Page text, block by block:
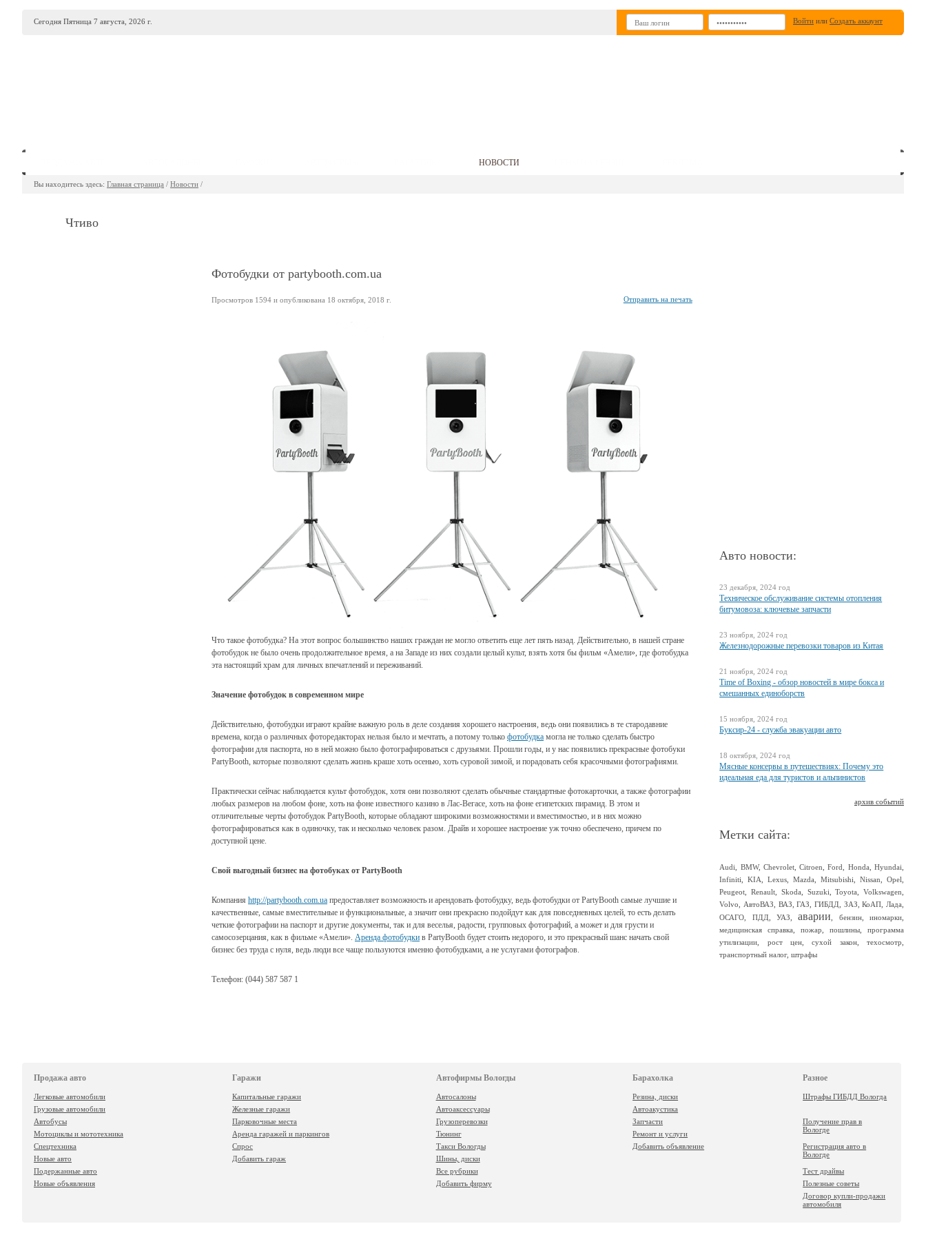
Сегодня Пятница 7 августа, 2026 г. Войти или Создать аккаунт
НОВОСТИ
Вы находитесь здесь: Главная страница / Новости /
Чтиво
Фотобудки от partybooth.com.ua
Просмотров 1594 и опубликована 18 октября, 2018 г. Отправить на печать
Что такое фотобудка? На этот вопрос большинство наших граждан не могло ответить еще лет пять назад. Действительно, в нашей стране
фотобудок не было очень продолжительное время, а на Западе из них создали целый культ, взять хотя бы фильм «Амели», где фотобудка
эта настоящий храм для личных впечатлений и переживаний.
Значение фотобудок в современном мире
Действительно, фотобудки играют крайне важную роль в деле создания хорошего настроения, ведь они появились в те стародавние
времена, когда о различных фоторедакторах нельзя было и мечтать, а потому только фотобудка могла не только сделать быстро
фотографии для паспорта, но в ней можно было фотографироваться с друзьями. Прошли годы, и у нас появились прекрасные фотобуки
PartyBooth, которые позволяют сделать жизнь краше хоть осенью, хоть суровой зимой, и порадовать себя красочными фотографиями.
Практически сейчас наблюдается культ фотобудок, хотя они позволяют сделать обычные стандартные фотокарточки, а также фотографии
любых размеров на любом фоне, хоть на фоне известного казино в Лас-Вегасе, хоть на фоне египетских пирамид. В этом и
отличительные черты фотобудок PartyBooth, которые обладают широкими возможностями и вместимостью, и в них можно
фотографироваться как в одиночку, так и несколько человек разом. Драйв и хорошее настроение уж точно обеспечено, причем по
доступной цене.
Свой выгодный бизнес на фотобуках от PartyBooth
Компания http://partybooth.com.ua предоставляет возможность и арендовать фотобудку, ведь фотобудки от PartyBooth самые лучшие и
качественные, самые вместительные и функциональные, а значит они прекрасно подойдут как для повседневных целей, то есть делать
четкие фотографии на паспорт и другие документы, так и для веселья, радости, групповых фотографий, а может и для грусти и
самосозерцания, как в фильме «Амели». Аренда фотобудки в PartyBooth будет стоить недорого, и это прекрасный шанс начать свой
бизнес без труда с нуля, ведь люди все чаще пользуются именно фотобудками, а не услугами фотографов.
Телефон: (044) 587 587 1
Авто новости:
23 декабря, 2024 год
Техническое обслуживание системы отопления
битумовоза: ключевые запчасти
23 ноября, 2024 год
Железнодорожные перевозки товаров из Китая
21 ноября, 2024 год
Time of Boxing - обзор новостей в мире бокса и
смешанных единоборств
15 ноября, 2024 год
Буксир-24 - служба эвакуации авто
18 октября, 2024 год
Мясные консервы в путешествиях: Почему это
идеальная еда для туристов и альпинистов
архив событий
Метки сайта:
Audi BMW, Chevrolet,Citroen ,Ford Honda ,Hyundai
Infiniti
,KIA ,Lexus ,Mazda ,Mitsubishi ,Nissan ,Opel
Peugeot
Renault Skoda Suzuki ,Toyota Volkswagen
Volvo
АвтоВАЗ ВАЗ ,ГАЗ ГИБДД ЗАЗ ,КоАП ,Лада
ОСАГО
ПДД УАЗ ,аварии бензин,иномарки
медицинская справка ,пожар ,пошлины
программа
утилизации
рост цен,сухой закон,техосмотр
транспортный налог,штрафы
Продажа авто
Легковые автомобили
Грузовые автомобили
Автобусы
Мотоциклы и мототехника
Спецтехника
Новые авто
Подержанные авто
Новые объявления
Гаражи
Капитальные гаражи
Железные гаражи
Парковочные места
Аренда гаражей и паркингов
Спрос
Добавить гараж
Автофирмы Вологды
Автосалоны
Автоаксессуары
Грузоперевозки
Тюнинг
Такси Вологды
Шины, диски
Все рубрики
Добавить фирму
Барахолка
Резина, диски
Автоакустика
Запчасти
Ремонт и услуги
Добавить объявление
Разное
Штрафы ГИБДД Вологда
Получение прав в
Вологде
Регистрация авто в
Вологде
Тест драйвы
Полезные советы
Договор купли-продажи
автомобиля